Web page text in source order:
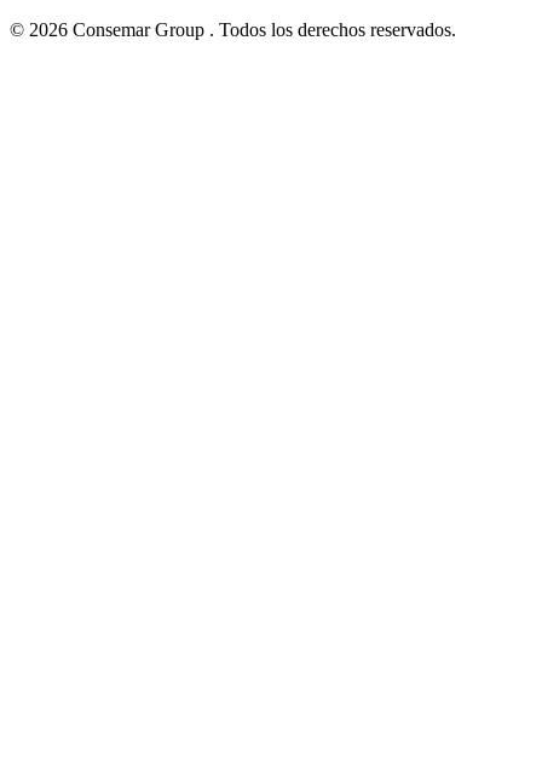
© 2026 Consemar Group . Todos los derechos reservados.